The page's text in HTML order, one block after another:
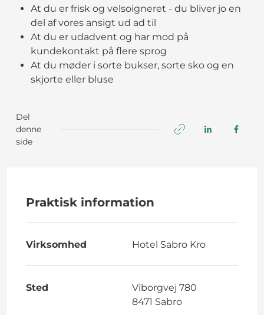
At du er frisk og velsoigneret - du bliver jo en
del af vores ansigt ud ad til
At du er udadvent og har mod på
kundekontakt på flere sprog
At du møder i sorte bukser, sorte sko og en
skjorte eller bluse
Del
denne
side
Praktisk information
Virksomhed Hotel Sabro Kro
Sted
Viborgvej 780
8471 Sabro